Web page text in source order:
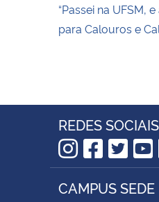
“Passei na UFSM,
para Calouros e
REDES
Instagram
CAMPUS SEDE